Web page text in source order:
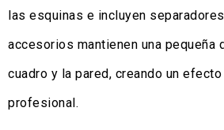
las esquinas e incluyen
accesorios mantienen una pequeña
cuadro y la pared, creando un
profesional.